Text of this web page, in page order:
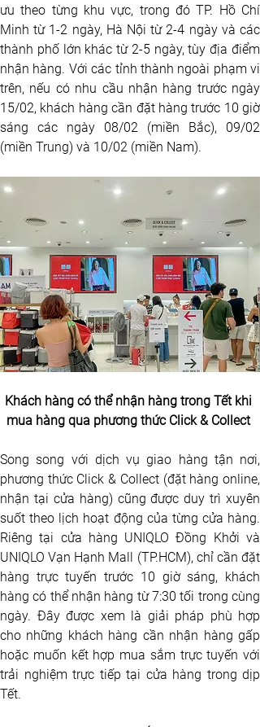
ưu theo từng khu vực, trong đó TP. Hồ Chí
Minh từ 1-2 ngày, Hà Nội từ 2-4 ngày và các
thành phố lớn khác từ 2-5 ngày, tùy địa điểm
nhận hàng. Với các tỉnh thành ngoài phạm vi
trên, nếu có nhu cầu nhận hàng trước ngày
15/02, khách hàng cần đặt hàng trước 10 giờ
sáng các ngày 08/02 (miền Bắc), 09/02
(miền Trung) và 10/02 (miền Nam).
Khách hàng có thể nhận hàng trong Tết khi
mua hàng qua phương thức Click & Collect
Song song với dịch vụ giao hàng tận nơi,
phương thức Click & Collect (đặt hàng online,
nhận tại cửa hàng) cũng được duy trì xuyên
suốt theo lịch hoạt động của từng cửa hàng.
Riêng tại cửa hàng UNIQLO Đồng Khởi và
UNIQLO Vạn Hạnh Mall (TP.HCM), chỉ cần đặt
hàng trực tuyến trước 10 giờ sáng, khách
hàng có thể nhận hàng từ 7:30 tối trong cùng
ngày. Đây được xem là giải pháp phù hợp
cho những khách hàng cần nhận hàng gấp
hoặc muốn kết hợp mua sắm trực tuyến với
trải nghiệm trực tiếp tại cửa hàng trong dịp
Tết.